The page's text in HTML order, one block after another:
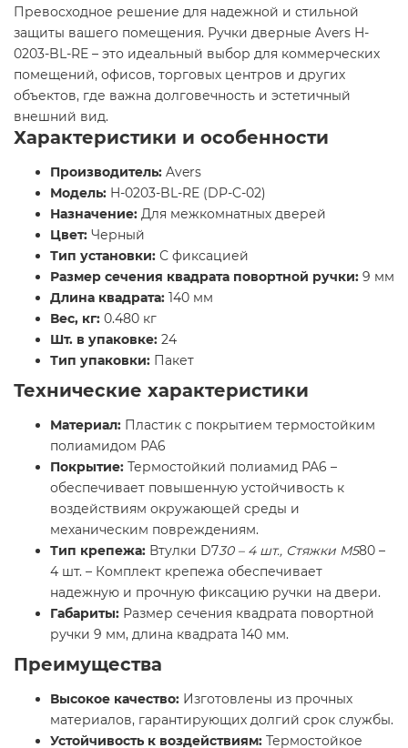
Превосходное решение для надежной и стильной
защиты вашего помещения. Ручки дверные Avers H-
0203-BL-RE – это идеальный выбор для коммерческих
помещений, офисов, торговых центров и других
объектов, где важна долговечность и эстетичный
внешний вид.
Характеристики и особенности
Производитель: Avers
Модель: H-0203-BL-RE (DP-C-02)
Назначение: Для межкомнатных дверей
Цвет: Черный
Тип установки: С фиксацией
Размер сечения квадрата повортной ручки: 9 мм
Длина квадрата: 140 мм
Вес, кг: 0.480 кг
Шт. в упаковке: 24
Тип упаковки: Пакет
Технические характеристики
Материал: Пластик с покрытием термостойким
полиамидом РА6
Покрытие: Термостойкий полиамид РА6 –
обеспечивает повышенную устойчивость к
воздействиям окружающей среды и
механическим повреждениям.
Тип крепежа: Втулки D730 – 4 шт., Стяжки М580 –
4 шт. – Комплект крепежа обеспечивает
надежную и прочную фиксацию ручки на двери.
Габариты: Размер сечения квадрата повортной
ручки 9 мм, длина квадрата 140 мм.
Преимущества
Высокое качество: Изготовлены из прочных
материалов, гарантирующих долгий срок службы.
Устойчивость к воздействиям: Термостойкое